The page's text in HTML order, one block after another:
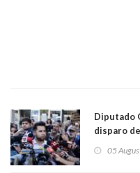
Diputado
disparo
05